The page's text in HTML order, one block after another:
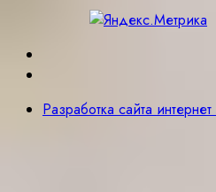
Разработка сайта